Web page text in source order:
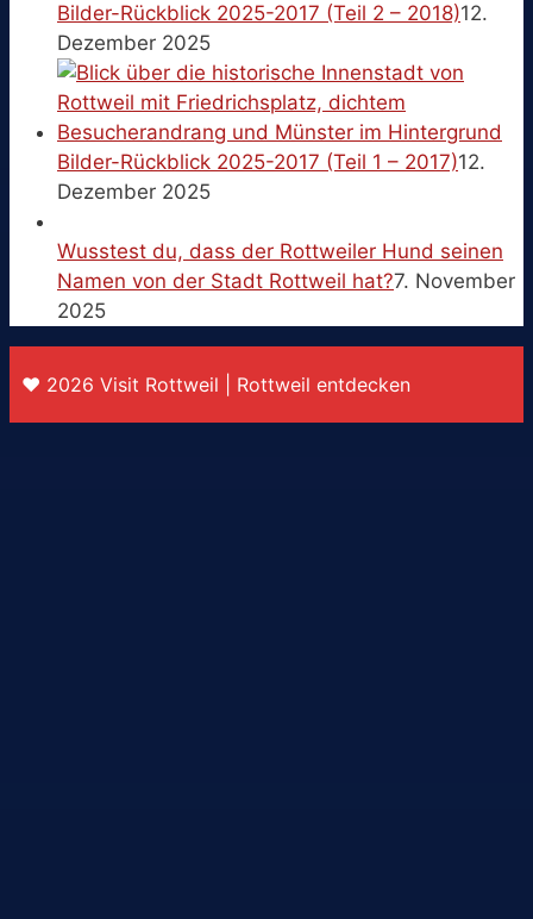
Bilder-Rückblick 2025-2017 (Teil 2 – 2018)12.
Dezember 2025
Bilder-Rückblick 2025-2017 (Teil 1 – 2017)12.
Dezember 2025
Wusstest du, dass der Rottweiler Hund seinen
Namen von der Stadt Rottweil hat?7. November
2025
♥ 2026 Visit Rottweil | Rottweil entdecken